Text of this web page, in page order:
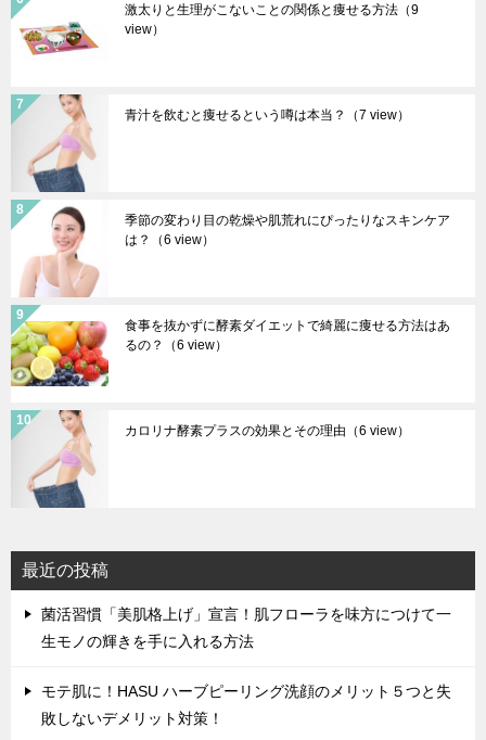
激太りと生理がこないことの関係と痩せる方法 （9
view）
青汁を飲むと痩せるという噂は本当？ （7 view）
季節の変わり目の乾燥や肌荒れにぴったりなスキンケア
は？
（6 view）
食事を抜かずに酵素ダイエットで綺麗に痩せる方法はあ
るの？
（6 view）
カロリナ酵素プラスの効果とその理由 （6 view）
最近の投稿
菌活習慣「美肌格上げ」宣言！肌フローラを味方につけて一
生モノの輝きを手に入れる方法
モテ肌に！HASU ハーブピーリング洗顔のメリット５つと失
敗しないデメリット対策！